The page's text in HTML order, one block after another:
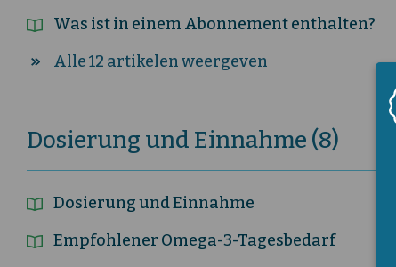
Was ist in einem Abonnement enthalten?
Alle 12 artikelen weergeven
Dosierung und Einnahme (8)
Dosierung und Einnahme
Empfohlener Omega-3-Tagesbedarf